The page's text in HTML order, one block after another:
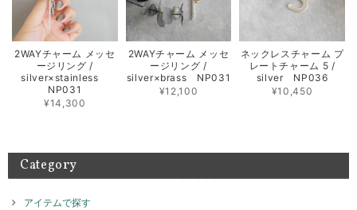
期待通りのお品でとてもうれしいです 先月このシリーズのリングを横浜
で購入してとても気に入ったのでバングルも欲しくなりました 次回横浜
POP UPまで待てないのでこちらで購入出来て よかったです 孫がいる年
齢ですが、このリング＆バングルを身に付けて かっこいいBABA目指し
ます！
お気に召して頂き大変嬉しく思います。 横浜のイベントご
来店もありがとうございました。 素敵な組み合わせでたく
2WAYチャーム メッセ
ージリング /
silver×stainless
NP031
¥14,300
2WAYチャーム メッセ
ージリング /
silver×brass NP031
¥12,100
ネックレスチャーム プ
レートチャーム 5 /
silver NP036
¥10,450
Category
アイテムで探す